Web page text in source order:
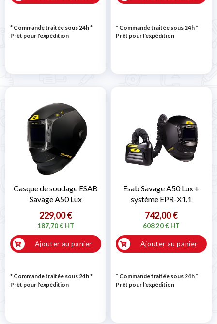
* Commande traitée sous 24h*
Prêt pour l'expédition
* Commande traitée sous 24h*
Prêt pour l'expédition
Casque de soudage ESAB
Savage A50 Lux
229,00 €
187,70 € HT
Ajouter au panier
* Commande traitée sous 24h*
Prêt pour l'expédition
Esab Savage A50 Lux +
système EPR-X1.1
742,00 €
608,20 € HT
Ajouter au panier
* Commande traitée sous 24h*
Prêt pour l'expédition